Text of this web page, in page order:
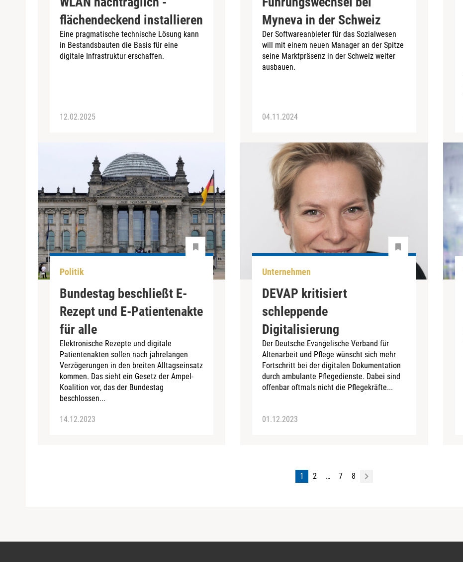
flächendeckend installieren
Eine pragmatische technische Lösung kann
in Bestandsbauten die Basis für eine
digitale Infrastruktur erschaffen.
12.02.2025
Myneva in der Schweiz
Der Softwareanbieter für das Sozialwesen
will mit einem neuen Manager an der Spitze
seine Marktpräsenz in der Schweiz weiter
ausbauen.
04.11.2024
Politik
Bundestag beschließt E-
Rezept und E-Patientenakte
für alle
Elektronische Rezepte und digitale
Patientenakten sollen nach jahrelangen
Verzögerungen in den breiten Alltagseinsatz
kommen. Das sieht ein Gesetz der Ampel-
Koalition vor, das der Bundestag
beschlossen...
14.12.2023
Unternehmen
DEVAP kritisiert
schleppende
Digitalisierung
Der Deutsche Evangelische Verband für
Altenarbeit und Pflege wünscht sich mehr
Fortschritt bei der digitalen Dokumentation
durch ambulante Pflegedienste. Dabei sind
offenbar oftmals nicht die Pflegekräfte...
01.12.2023
1 2 … 7 8